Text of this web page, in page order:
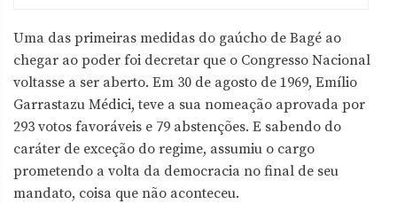
Uma das primeiras medidas do gaúcho de Bagé ao
chegar ao poder foi decretar que o Congresso Nacional
voltasse a ser aberto. Em 30 de agosto de 1969, Emílio
Garrastazu Médici, teve a sua nomeação aprovada por
293 votos favoráveis e 79 abstenções. E sabendo do
caráter de exceção do regime, assumiu o cargo
prometendo a volta da democracia no final de seu
mandato, coisa que não aconteceu.